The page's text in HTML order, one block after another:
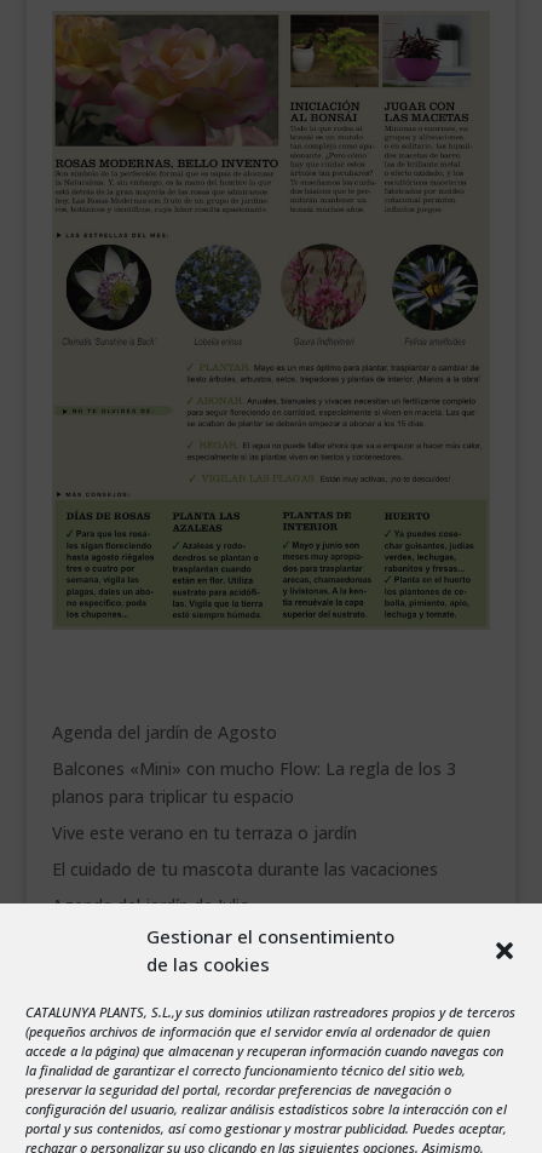
Gestionar el consentimiento
de las cookies
CATALUNYA PLANTS, S.L.,y sus dominios utilizan rastreadores propios y de terceros
(pequeños archivos de información que el servidor envía al ordenador de quien
accede a la página) que almacenan y recuperan información cuando navegas con
la finalidad de garantizar el correcto funcionamiento técnico del sitio web,
preservar la seguridad del portal, recordar preferencias de navegación o
configuración del usuario, realizar análisis estadísticos sobre la interacción con el
portal y sus contenidos, así como gestionar y mostrar publicidad. Puedes aceptar,
rechazar o personalizar su uso clicando en las siguientes opciones. Asimismo,
Agenda del jardín de Agosto
Balcones «Mini» con mucho Flow: La regla de los 3
planos para triplicar tu espacio
Vive este verano en tu terraza o jardín
El cuidado de tu mascota durante las vacaciones
Agenda del jardín de Julio
agosto 2026
1
2
3
4 5 6 7 8
9
10
11 12 13 14 15
16
17
18 19 20 21 22 23